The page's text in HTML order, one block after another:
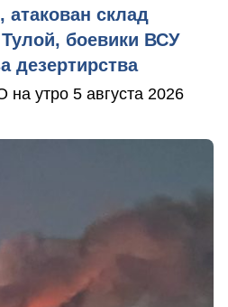
атакован склад
боевики ВСУ
дезертирства
утро 5 августа 2026